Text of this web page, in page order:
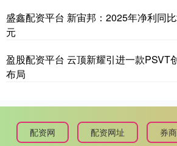
盛鑫配资平台 新宙邦：2025年净利同
元
盈股配资平台 云顶新耀引进一款PSVT
布局
配资网 配资网址 券